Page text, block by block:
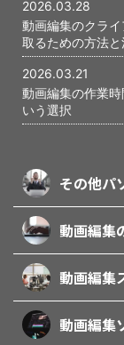
2026.03.28
動画編集のクラ
取るための方法と
2026.03.21
動画編集の作業
いう選択
その他パ
動画編集
動画編集
動画編集